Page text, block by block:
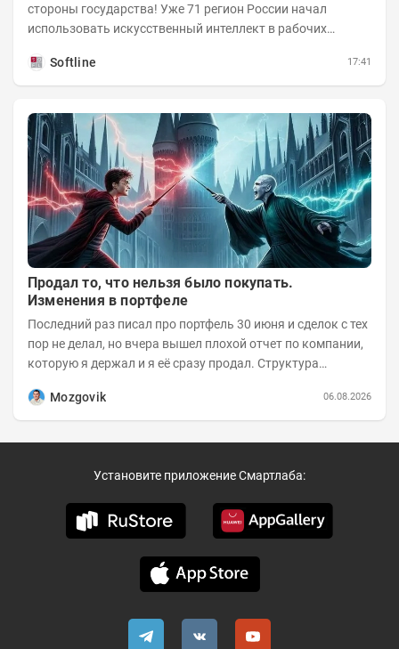
стороны государства! Уже 71 регион России начал
использовать искусственный интеллект в рабочих
Softline
17:41
Продал то, что нельзя было покупать.
Изменения в портфеле
Последний раз писал про портфель 30 июня и сделок с тех
пор не делал, но вчера вышел плохой отчет по компании,
которую я держал и я её сразу продал. Структура
Mozgovik
06.08.2026
Установите приложение Смартлаба: